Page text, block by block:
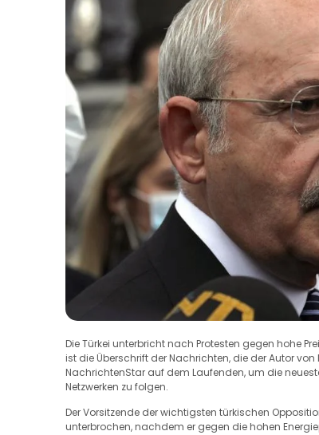
Die Türkei unterbricht nach Protesten gegen hohe
ist die Überschrift der Nachrichten, die der Autor
NachrichtenStar auf dem Laufenden, um die
Netzwerken zu folgen.
Der Vorsitzende der wichtigsten türkischen
unterbrochen, nachdem er gegen die hohen